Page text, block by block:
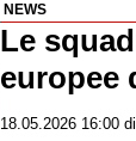
NEWS
Le
europee
18.05.2026 16:00 di